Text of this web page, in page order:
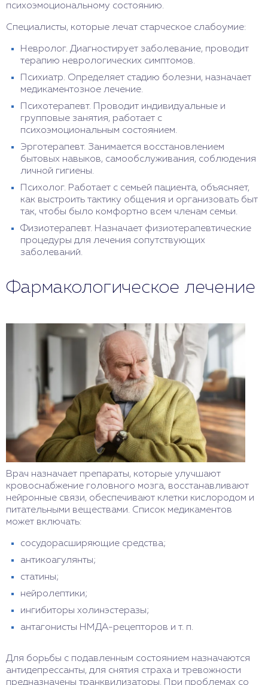
психоэмоциональному состоянию.
Специалисты, которые лечат старческое слабоумие:
Невролог. Диагностирует заболевание, проводит
терапию неврологических симптомов.
Психиатр. Определяет стадию болезни, назначает
медикаментозное лечение.
Психотерапевт. Проводит индивидуальные и
групповые занятия, работает с
психоэмоциональным состоянием.
Эрготерапевт. Занимается восстановлением
бытовых навыков, самообслуживания, соблюдения
личной гигиены.
Психолог. Работает с семьей пациента, объясняет,
как выстроить тактику общения и организовать быт
так, чтобы было комфортно всем членам семьи.
Физиотерапевт. Назначает физиотерапевтические
процедуры для лечения сопутствующих
заболеваний.
Фармакологическое лечение
Врач назначает препараты, которые улучшают
кровоснабжение головного мозга, восстанавливают
нейронные связи, обеспечивают клетки кислородом и
питательными веществами. Список медикаментов
может включать:
сосудорасширяющие средства;
антикоагулянты;
статины;
нейролептики;
ингибиторы холинэстеразы;
антагонисты НМДА-рецепторов и т. п.
Для борьбы с подавленным состоянием назначаются
антидепрессанты, для снятия страха и тревожности
предназначены транквилизаторы. При проблемах со